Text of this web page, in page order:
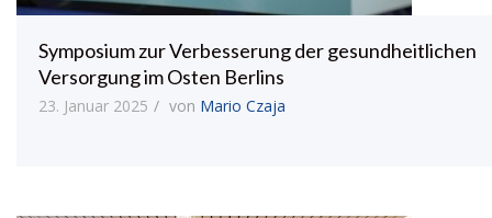
Symposium zur Verbesserung der gesundheitlichen
Versorgung im Osten Berlins
23. Januar 2025 von Mario Czaja